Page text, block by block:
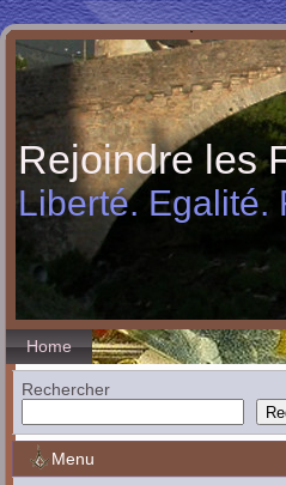
Rejoindre les
Liberté. Egalité.
Home
Rechercher
Menu